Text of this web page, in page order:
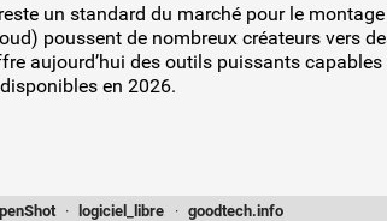
un standard du marché pour le
poussent de nombreux créateurs vers
aujourd’hui des outils puissants
en 2026.
· logiciel_libre · goodtech.info